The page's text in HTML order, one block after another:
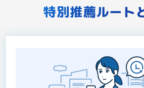
特別推薦ルート